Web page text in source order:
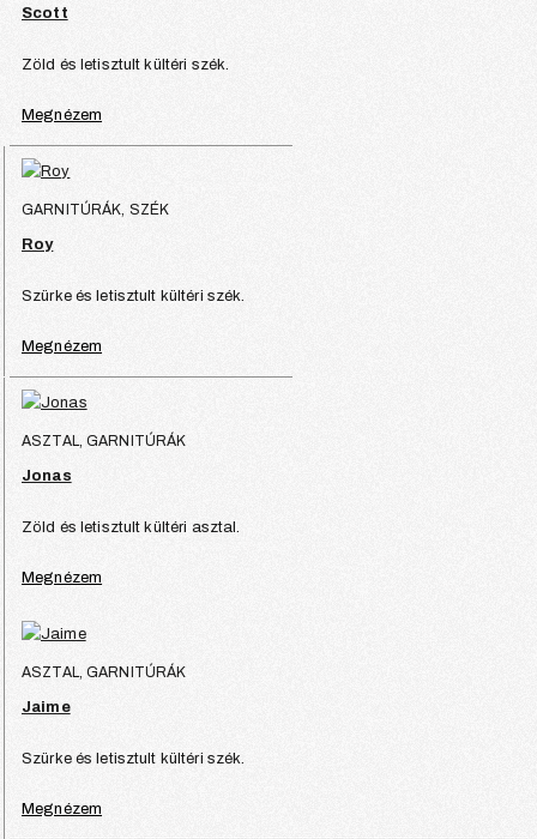
Scott
Zöld és letisztult kültéri szék.
Megnézem
GARNITÚRÁK, SZÉK
Roy
Szürke és letisztult kültéri szék.
Megnézem
ASZTAL, GARNITÚRÁK
Jonas
Zöld és letisztult kültéri asztal.
Megnézem
ASZTAL, GARNITÚRÁK
Jaime
Szürke és letisztult kültéri szék.
Megnézem